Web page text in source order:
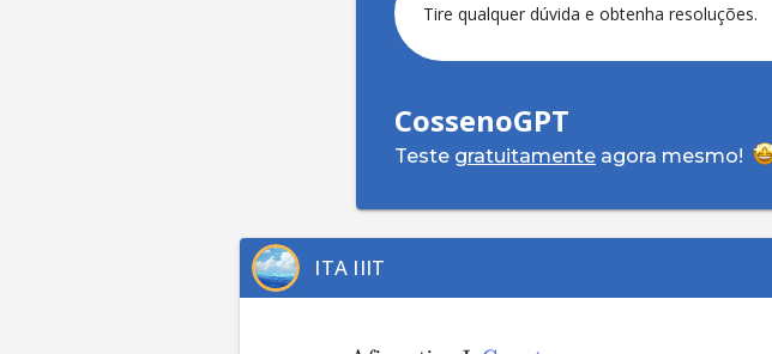
Tire qualquer dúvida e obtenha resoluções.
CossenoGPT
Teste gratuitamente agora mesmo!
ITA IIIT